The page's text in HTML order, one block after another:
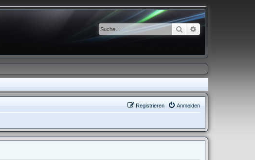
Suche Erweiterte Suche
Anmelden
Registrieren